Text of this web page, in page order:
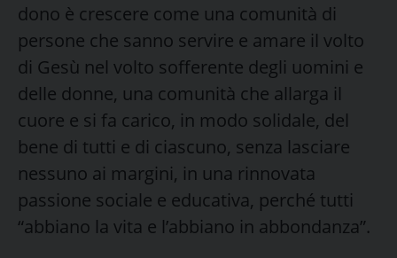
dono è crescere come una comunità di
persone che sanno servire e amare il volto
di Gesù nel volto sofferente degli uomini e
delle donne, una comunità che allarga il
cuore e si fa carico, in modo solidale, del
bene di tutti e di ciascuno, senza lasciare
nessuno ai margini, in una rinnovata
passione sociale e educativa, perché tutti
“abbiano la vita e l’abbiano in abbondanza”.